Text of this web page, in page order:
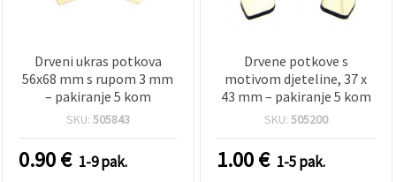
Drveni ukras potkova
56x68 mm s rupom 3 mm
– pakiranje 5 kom
SKU: 505843
0.90€ 1-9 pak.
Drvene potkove s
motivom djeteline, 37 x
43 mm – pakiranje 5 kom
SKU: 505200
1.00€ 1-5 pak.